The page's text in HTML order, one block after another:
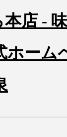
店 -
ホーム